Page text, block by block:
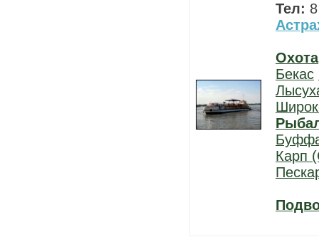
Тел:
Охота
Бекас
Карп